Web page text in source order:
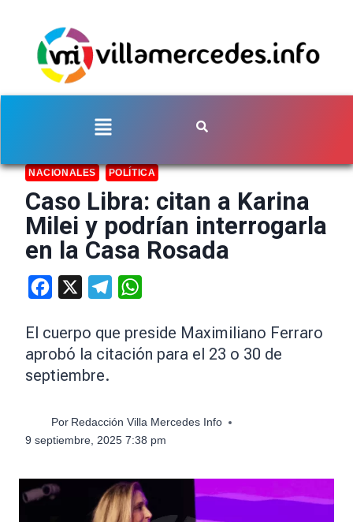
NACIONALES POLÍTICA
Caso Libra: citan a Karina
Milei y podrían interrogarla
en la Casa Rosada
Facebook Telegram
El cuerpo que preside Maximiliano Ferraro
aprobó la citación para el 23 o 30 de
septiembre.
Por Redacción Villa Mercedes Info
9 septiembre, 2025 7:38 pm